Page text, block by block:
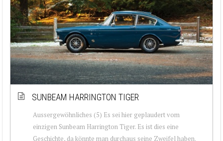
SUNBEAM HARRINGTON TIGER
Aussergewöhnliches (5) Es sei hier geplaudert vom
einzigen Sunbeam Harrington Tiger. Es ist dies eine
Geschichte, da könnte man durchaus seine Zweifel haben.